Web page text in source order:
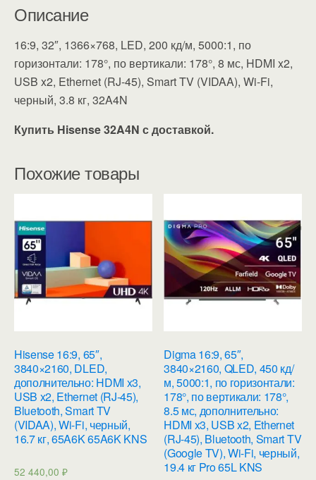
Описание
16:9, 32″, 1366×768, LED, 200 кд/м, 5000:1, по
горизонтали: 178°, по вертикали: 178°, 8 мс, HDMI x2,
USB x2, Ethernet (RJ-45), Smart TV (VIDAA), Wi-Fi,
черный, 3.8 кг, 32A4N
Купить Hisense 32A4N с доставкой.
Похожие товары
Hisense 16:9, 65″,
3840×2160, DLED,
дополнительно: HDMI x3,
USB x2, Ethernet (RJ-45),
Bluetooth, Smart TV
(VIDAA), Wi-Fi, черный,
16.7 кг, 65A6K 65A6K KNS
52 440,00 ₽
Digma 16:9, 65″,
3840×2160, QLED, 450 кд/
м, 5000:1, по горизонтали:
178°, по вертикали: 178°,
8.5 мс, дополнительно:
HDMI x3, USB x2, Ethernet
(RJ-45), Bluetooth, Smart TV
(Google TV), Wi-Fi, черный,
19.4 кг Pro 65L KNS